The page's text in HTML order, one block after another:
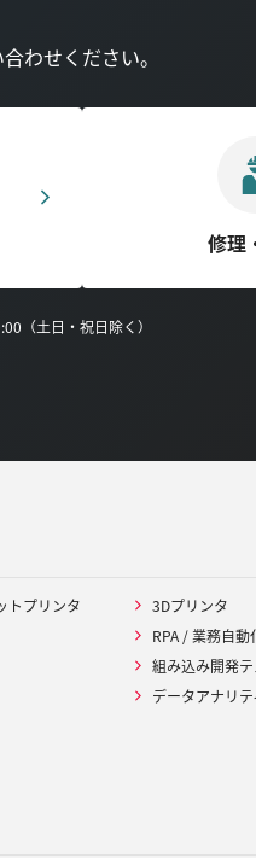
わせください。
修理
（土日・祝日除く）
トプリンタ
3Dプリンタ
RPA / 業務自
組み込み開発
データアナリ